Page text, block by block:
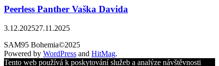
Peerless Panther Vaška Davida
3.12.202527.11.2025
SAM95 Bohemia©2025
Powered by WordPress and HitMag.
Tento web používá k poskytování služeb a analýze návštěvnosti